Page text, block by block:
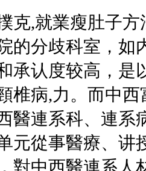
克,就業瘦肚子
的分歧科室，如
承认度较高，
椎病,力。而中
醫連系科、連系
元從事醫療、讲
對中西醫連系人